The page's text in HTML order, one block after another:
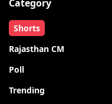
Category
Shorts
Rajasthan CM
Poll
Trending